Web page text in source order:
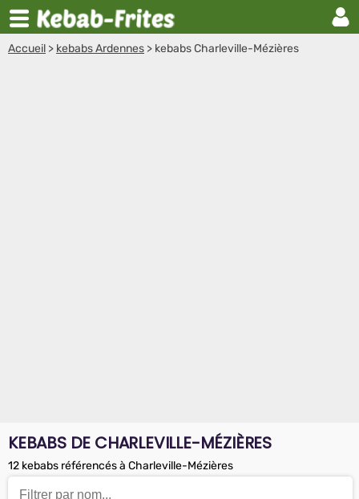
Accueil > kebabs Ardennes > kebabs Charleville-Mézières
KEBABS DE CHARLEVILLE-MÉZIÈRES
12 kebabs référencés à Charleville-Mézières